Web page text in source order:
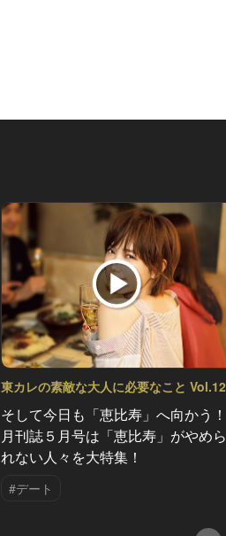
東カレの素敵な大人に必要なこと Vol.12
そして今日も「恵比寿」へ向かう！
月刊誌５月号は「恵比寿」がやめら
れない人々を大特集！
#デート